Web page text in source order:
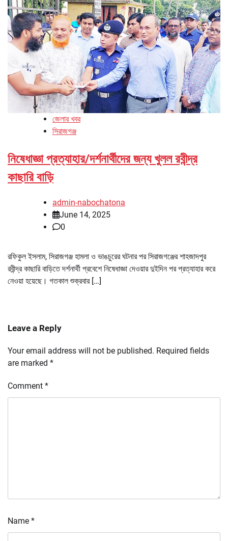
জেলার খবর
সিরাজগঞ্জ
নিষেধাজ্ঞা প্রত্যাহার/দর্শনার্থীদের জন্য খুলল রবীন্দ্র
কাছারি বাড়ি
admin-nabochatona
June 14, 2025
0
রফিকুল ইসলাম, সিরাজগঞ্জ হামলা ও ভাঙচুরের ঘটনার পর সিরাজগঞ্জের শাহজাদপুর
রবীন্দ্র কাছারি বাড়িতে দর্শনার্থী প্রবেশে নিষেধাজ্ঞা দেওয়ার দুইদিন পর প্রত্যাহার করে
নেওয়া হয়েছে। গতকাল শুক্রবার […]
Leave a Reply
Your email address will not be published. Required fields
are marked *
Comment *
Name *